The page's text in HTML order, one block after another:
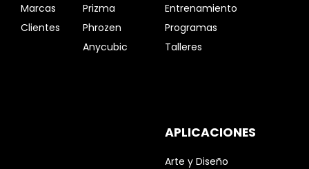
Marcas
Clientes
Prizma
Phrozen
Anycubic
Entrenamiento
Programas
Talleres
APLICACIONES
Arte y Diseño